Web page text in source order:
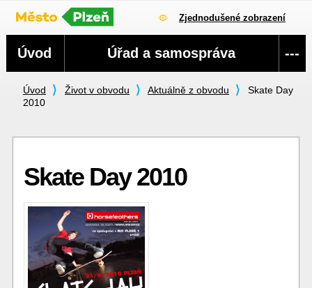
Zjednodušené zobrazení
Úvod Život v obvodu Aktuálně z obvodu
Skate Day
2010
Skate Day 2010
Navigace
Úvod Úřad a samospráva ---